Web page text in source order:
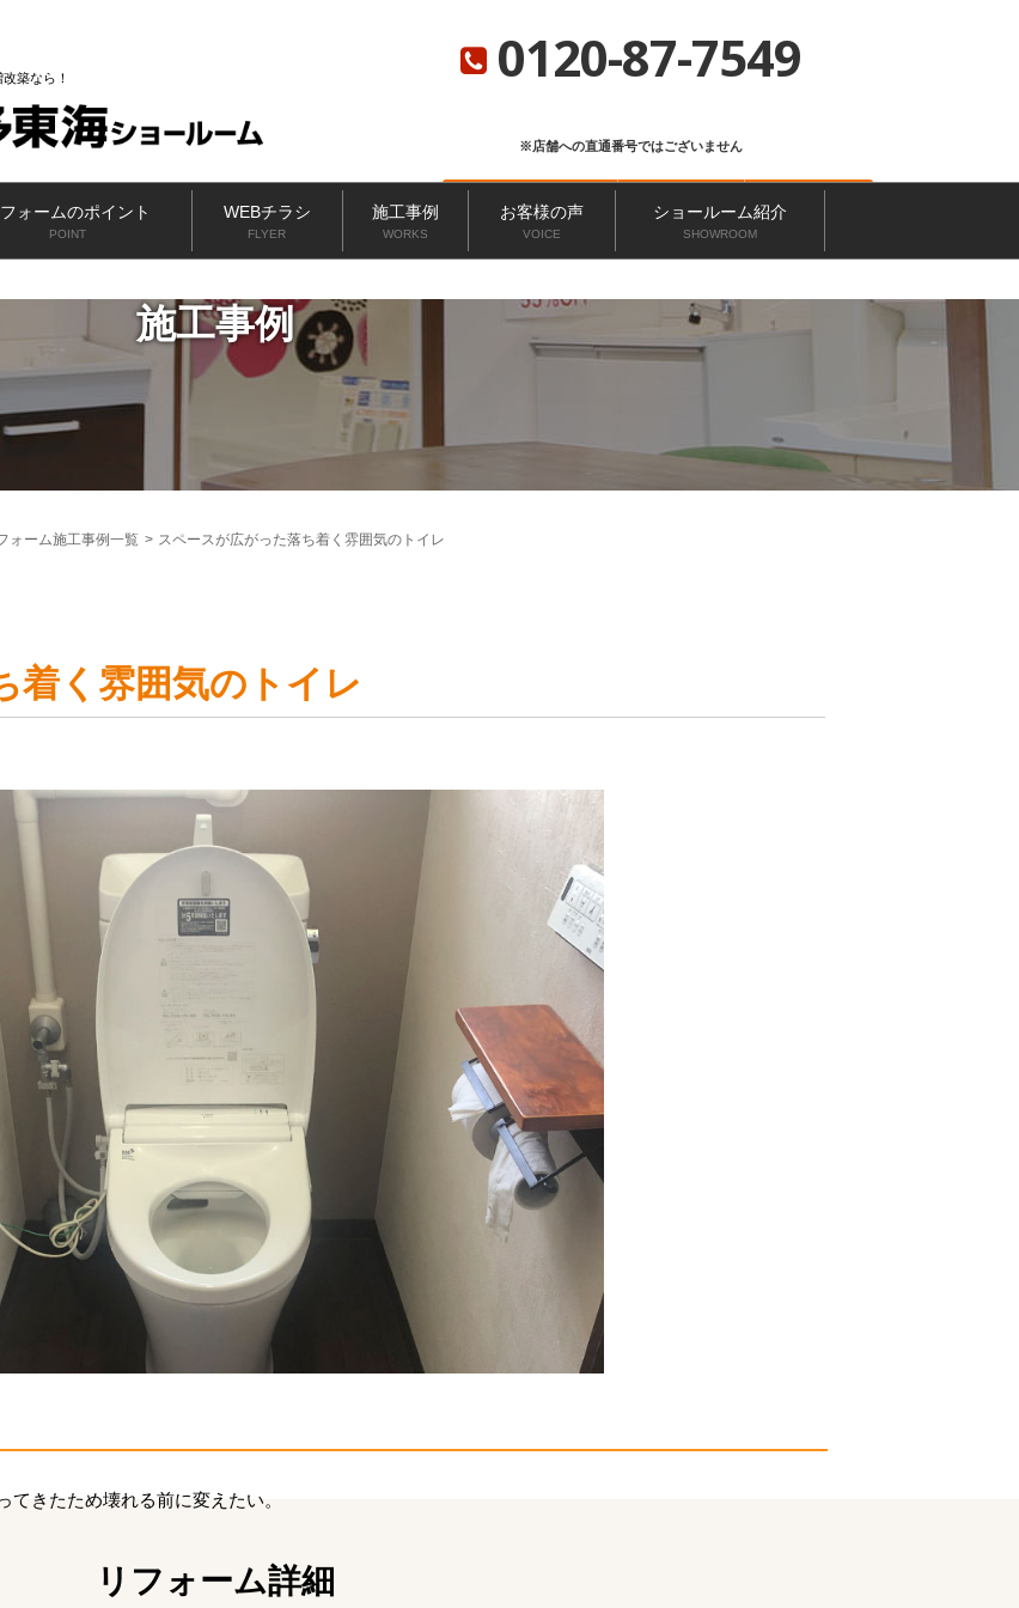
築なら 0120-87-7549
※店舗への直通番号ではございません
来店予約
ォームのポイント
POINT
WEBチラシ
FLYER
施工事例
WORKS
お客様の声
VOICE
ショールーム紹介
SHOWROOM
施工事例
ォーム施工事例一覧 > スペースが広がった落ち着く雰囲気のトイレ
着く雰囲気のトイレ
てきたため壊れる前に変えたい。
リフォーム詳細